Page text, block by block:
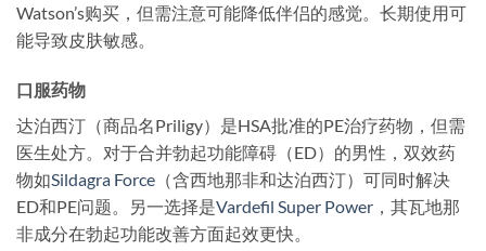
Watson’s购买，但需注意可能降低伴侣的感觉。长期使用可
能导致皮肤敏感。
口服药物
达泊西汀（商品名Priligy）是HSA批准的PE治疗药物，但需
医生处方。对于合并勃起功能障碍（ED）的男性，双效药
物如Sildagra Force （含西地那非和达泊西汀）可同时解决
ED和PE问题。另一选择是Vardefil Super Power ，其瓦地那
非成分在勃起功能改善方面起效更快。